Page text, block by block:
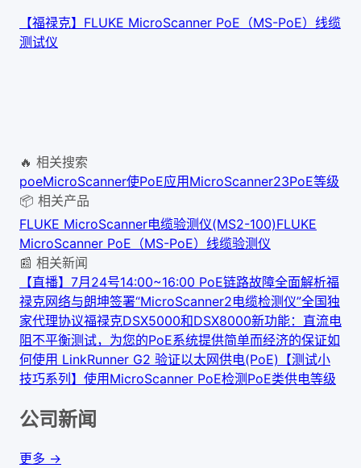
【福禄克】FLUKE MicroScanner PoE（MS-PoE）线缆
测试仪
🔥 相关搜索
poeMicroScanner使PoE应用 MicroScanner23PoE等级
📦 相关产品
FLUKE MicroScanner电缆验测仪(MS2-100)FLUKE
MicroScanner PoE（MS-PoE）线缆验测仪
📰 相关新闻
【直播】7月24号14:00~16:00 PoE链路故障全面解析福
禄克网络与朗坤签署“MicroScanner2电缆检测仪”全国独
家代理协议福禄克DSX5000和DSX8000新功能：直流电
阻不平衡测试，为您的PoE系统提供简单而经济的保证如
何使用 LinkRunner G2 验证以太网供电(PoE) 【测试小
技巧系列】使用MicroScanner PoE检测PoE类供电等级
公司新闻
更多 →